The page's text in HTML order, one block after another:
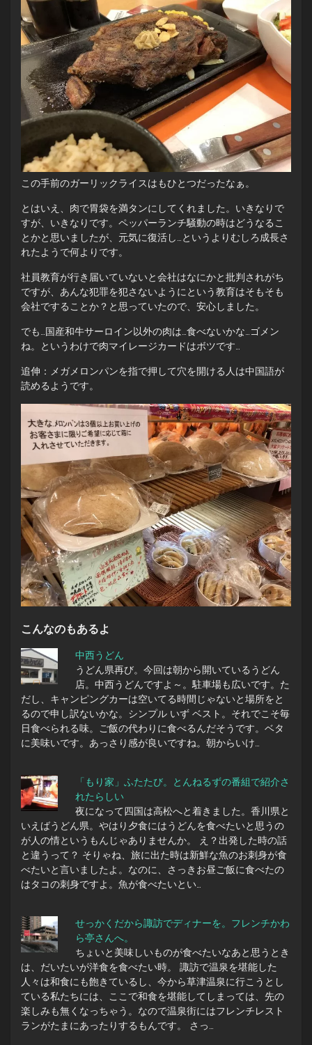
この手前のガーリックライスはもひとつだったなぁ。
とはいえ、肉で胃袋を満タンにしてくれました。いきなりで
すが、いきなりです。ペッパーランチ騒動の時はどうなるこ
とかと思いましたが、元気に復活し…というよりむしろ成長さ
れたようで何よりです。
社員教育が行き届いていないと会社はなにかと批判されがち
ですが、あんな犯罪を犯さないようにという教育はそもそも
会社ですることか？と思っていたので、安心しました。
でも…国産和牛サーロイン以外の肉は…食べないかな…ゴメン
ね。というわけで肉マイレージカードはボツです…
追伸：メガメロンパンを指で押して穴を開ける人は中国語が
読めるようです。
こんなのもあるよ
中西うどん
うどん県再び。今回は朝から開いているうどん
店。中西うどんですよ～。駐車場も広いです。た
だし、キャンピングカーは空いてる時間じゃないと場所をと
るので申し訳ないかな。シンプル いず ベスト。それでこそ毎
日食べられる味。ご飯の代わりに食べるんだそうです。ベタ
に美味いです。あっさり感が良いですね。朝からいけ…
「もり家」ふたたび。とんねるずの番組で紹介さ
れたらしい
夜になって四国は高松へと着きました。香川県と
いえばうどん県。やはり夕食にはうどんを食べたいと思うの
が人の情というもんじゃありませんか。 え？出発した時の話
と違うって？ そりゃね、旅に出た時は新鮮な魚のお刺身が食
べたいと言いましたよ。なのに、さっきお昼ご飯に食べたの
はタコの刺身ですよ。魚が食べたいとい…
せっかくだから諏訪でディナーを。フレンチかわ
ら亭さんへ。
ちょいと美味しいものが食べたいなあと思うとき
は、だいたいが洋食を食べたい時。 諏訪で温泉を堪能した
人々は和食にも飽きているし、今から草津温泉に行こうとし
ている私たちには、ここで和食を堪能してしまっては、先の
楽しみも無くなっちゃう。なので温泉街にはフレンチレスト
ランがたまにあったりするもんです。 さっ…